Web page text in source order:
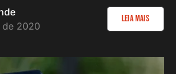
2020
Leia Mais